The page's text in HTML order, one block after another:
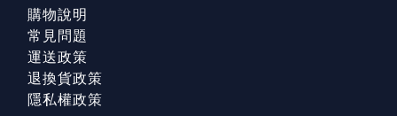
購物說明
常見問題
運送政策
退換貨政策
隱私權政策